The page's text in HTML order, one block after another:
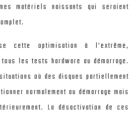
matériels naissants qui seraient
cette optimisation à l’extrême,
les tests hardware au démarrage.
où des disques partiellement
normalement au démarrage mais
La désactivation de ces